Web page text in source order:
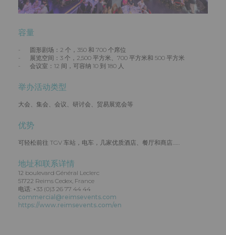
容量
- 圆形剧场：2 个，350 和 700 个席位
- 展览空间：3 个，2,500 平方米、700 平方米和 500 平方米
- 会议室：12 间，可容纳 10 到 180 人
举办活动类型
大会、集会、会议、研讨会、贸易展览会等
优势
可轻松前往 TGV 车站，电车，几家优质酒店、餐厅和商店……
地址和联系详情
12 boulevard Général Leclerc
51722 Reims Cedex, France
电话: +33 (0)3 26 77 44 44
commercial@reimsevents.com
https://www.reimsevents.com/en